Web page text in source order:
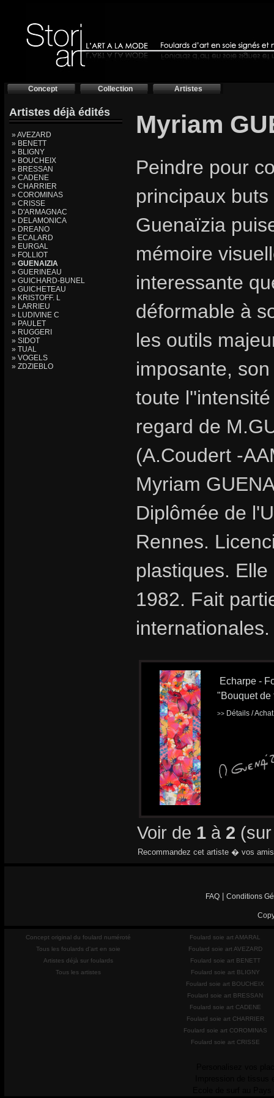
Concept Collection Artistes
Artistes déjà édités
» AVEZARD
» BENETT
» BLIGNY
» BOUCHEIX
» BRESSAN
» CADENE
» CHARRIER
» COROMINAS
» CRISSE
» D'ARMAGNAC
» DELAMONICA
» DREANO
» ECALARD
» EURGAL
» FOLLIOT
» GUENAIZIA
» GUERINEAU
» GUICHARD-BUNEL
» GUICHETEAU
» KRISTOFF. L
» LARRIEU
» LUDIVINE C
» PAULET
» RUGGERI
» SIDOT
» TUAL
» VOGELS
» ZDZIEBLO
Myriam
Peindre pour
principaux
Guenaïzia
mémoire
interessante
déformable à
les outils
imposante,
toute
regard de
(A.Coudert -
Myriam
Diplômée de
Rennes.
plastiques.
1982. Fait
internationales.
Echarpe -
"Bouquet de
>> Détails /
Voir de 1 à 2
Recommandez cet artiste � vos
FAQ Conditions
Concept original du foulard numéroté
Tous les foulards d'art en soie
Artistes déjà sur foulards
Tous les artistes
Foulard soie art AMARAL
Foulard soie art AVEZARD
Foulard soie art BENETT
Foulard soie art BLIGNY
Foulard soie art BOUCHEIX
Foulard soie art BRESSAN
Foulard soie art CADENE
Foulard soie art CHARRIER
Foulard soie art COROMINAS
Foulard soie art CRISSE